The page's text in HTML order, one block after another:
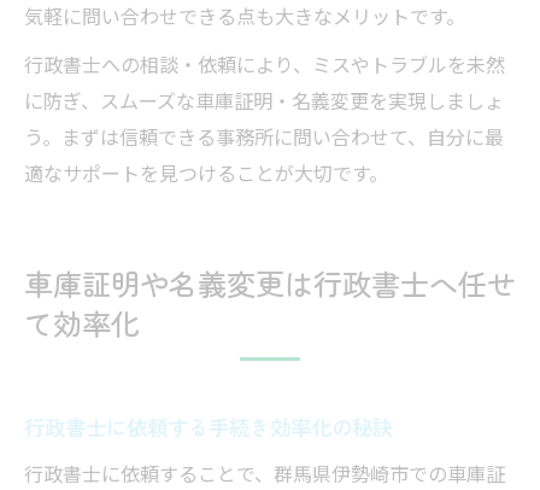
気軽に問い合わせできる点も大きなメリットです。
行政書士への相談・依頼により、ミスやトラブルを未然
に防ぎ、スムーズな車庫証明・名義変更を実現しましょ
う。まずは信頼できる事務所に問い合わせて、自分に最
適なサポートを見つけることが大切です。
車庫証明や名義変更は行政書士へ任せ
て効率化
行政書士に依頼する手続き効率化の秘訣
行政書士に依頼することで、群馬県伊勢崎市での車庫証